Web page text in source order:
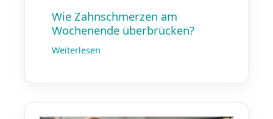
Wie Zahnschmerzen am
Wochenende überbrücken?
Weiterlesen